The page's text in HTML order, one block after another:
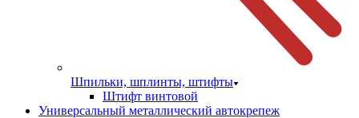
Шпильки, шплинты, штифты
Штифт винтовой
Универсальный металлический автокрепеж